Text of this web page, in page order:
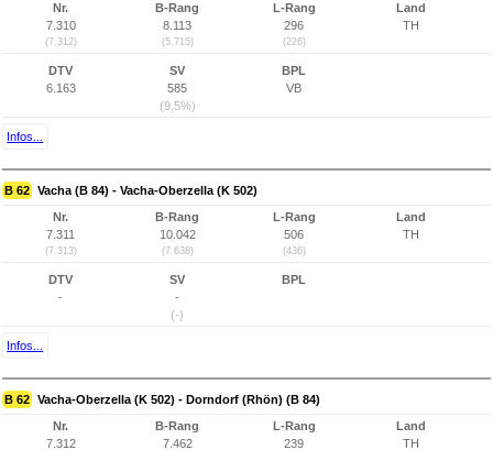
Nr.
7.310
(7.312)
B-Rang
8.113
(5.715)
L-Rang
296
(226)
Land
TH
DTV
6.163
SV
585
(9,5%)
BPL
VB
Infos...
B 62 Vacha (B 84) - Vacha-Oberzella (K 502)
Nr.
7.311
(7.313)
B-Rang
10.042
(7.638)
L-Rang
506
(436)
Land
TH
DTV
-
SV
-
(-)
BPL
Infos...
B 62 Vacha-Oberzella (K 502) - Dorndorf (Rhön) (B 84)
Nr.
7.312
B-Rang
7.462
L-Rang
239
Land
TH